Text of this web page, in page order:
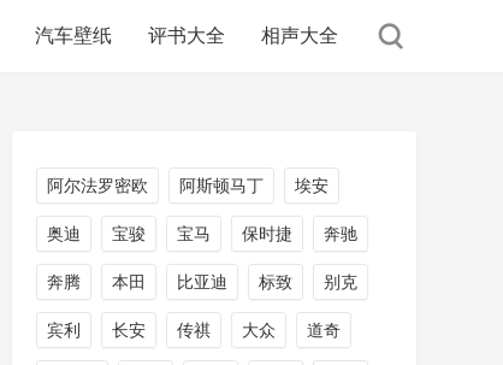
汽车壁纸 评书大全 相声大全
阿尔法罗密欧 阿斯顿马丁 埃安
奥迪 宝骏 宝马 保时捷 奔驰
奔腾 本田 比亚迪 标致 别克
宾利 长安 传祺 大众 道奇